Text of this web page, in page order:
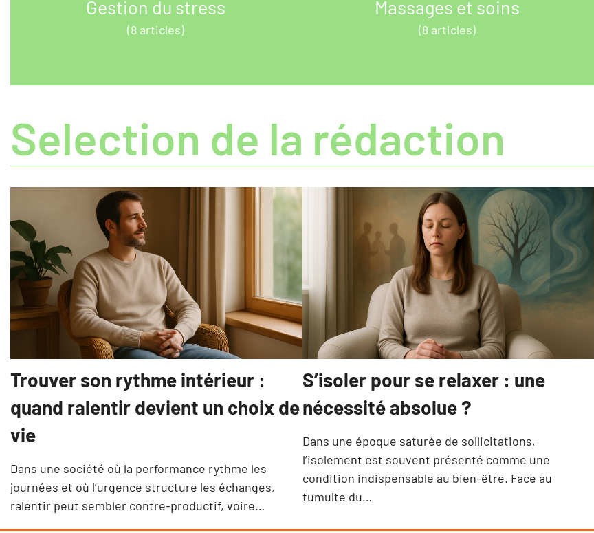
Gestion du stress
(8 articles)
Massages et soins
(8 articles)
Selection de la rédaction
Trouver son rythme intérieur :
quand ralentir devient un choix de
vie
Dans une société où la performance rythme les
journées et où l’urgence structure les échanges,
ralentir peut sembler contre-productif, voire…
S’isoler pour se relaxer : une
nécessité absolue ?
Dans une époque saturée de sollicitations,
l’isolement est souvent présenté comme une
condition indispensable au bien-être. Face au
tumulte du…